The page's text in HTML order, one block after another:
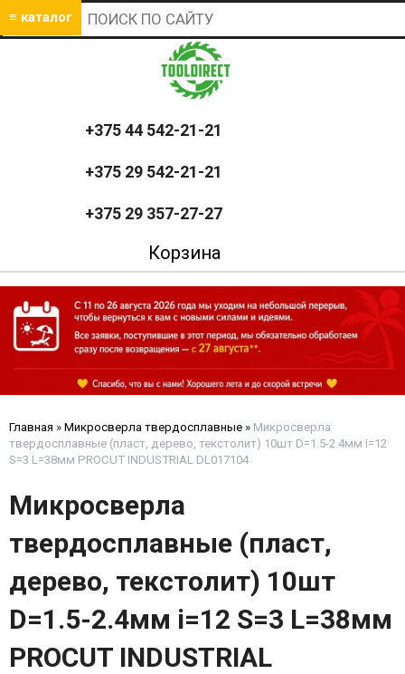
≡ каталог
+375 44 542-21-21
+375 29 542-21-21
+375 29 357-27-27
Корзина
Главная » Микросверла твердосплавные » Микросверла
твердосплавные (пласт, дерево, текстолит) 10шт D=1.5-2.4мм i=12
S=3 L=38мм PROCUT INDUSTRIAL DL017104
Микросверла
твердосплавные (пласт,
дерево, текстолит) 10шт
D=1.5-2.4мм i=12 S=3 L=38мм
PROCUT INDUSTRIAL